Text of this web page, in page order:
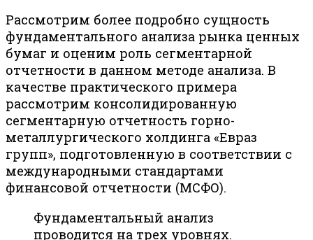
Рассмотрим более подробно сущность
фундаментального анализа рынка ценных
бумаг и оценим роль сегментарной
отчетности в данном методе анализа. В
качестве практического примера
рассмотрим консолидированную
сегментарную отчетность горно-
металлургического холдинга «Евраз
групп», подготовленную в соответствии с
международными стандартами
финансовой отчетности (МСФО).
Фундаментальный анализ
проводится на трех уровнях.